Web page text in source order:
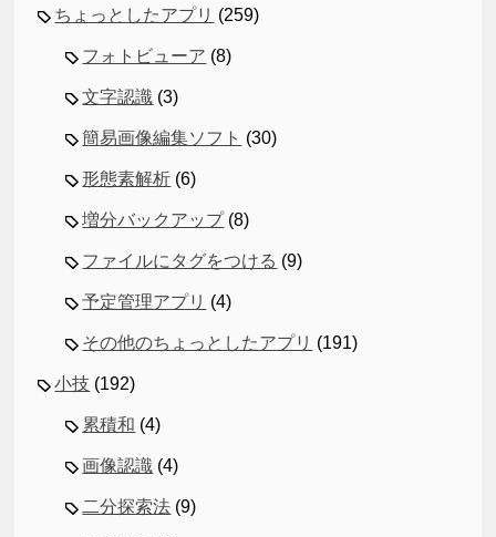
ちょっとしたアプリ (259)
フォトビューア (8)
文字認識 (3)
簡易画像編集ソフト (30)
形態素解析 (6)
増分バックアップ(8)
ファイルにタグをつける (9)
予定管理アプリ (4)
その他のちょっとしたアプリ (191)
小技 (192)
累積和 (4)
画像認識 (4)
二分探索法 (9)